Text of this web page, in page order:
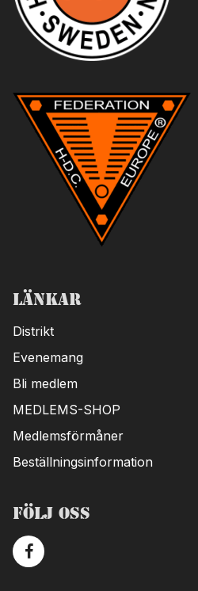
Länkar
Distrikt
Evenemang
Bli medlem
MEDLEMS-SHOP
Medlemsförmåner
Beställningsinformation
Följ oss